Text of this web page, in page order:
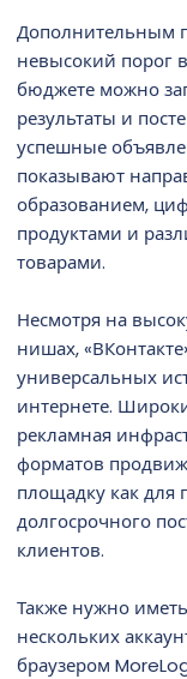
Дополнительным
невысокий порог
бюджете можно
результаты и
успешные
показывают
образованием,
продуктами и
товарами.
Несмотря на
нишах,
универсальных
интернете.
рекламная
форматов
площадку как для
долгосрочного
клиентов.
Также нужно
нескольких
браузером